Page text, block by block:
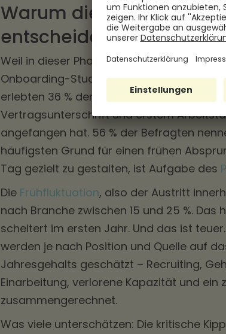
Warum die ersten 90
entscheiden
Weil in dieser Phase die meisten neuen
Onboarding-Studie 2023, für die 775
erlebten 36 % der Unternehmen bereits
Vertragsunterschrift und erstem
angefangen hat. 56 % der Befragten
häufigsten Grund für einen frühen
Tag gezielt zu gestalten, ist Aufgabe des
Die Frühfluktuation, also der Austritt
nach Branche zwischen 15 und 25 %.
scheitert im ersten Jahr. Und das ist
werden je nach Position und Quelle auf
Jahresgehalts geschätzt – Recruiting,
Einarbeitung, verlorene Kapazität und ein
zusammengerechnet.
Was viele unterschätzen: Die kritische